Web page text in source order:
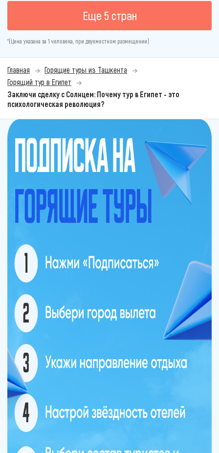
Еще 5 стран
*(Цена указана за 1 человека, при двухместном размещении)
Главная
Горящие туры из Ташкента
Горящий тур в Египет
Заключи сделку с Солнцем: Почему тур в Египет - это
психологическая революция?